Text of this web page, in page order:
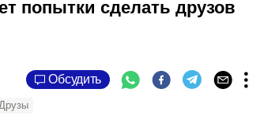
попытки сделать друзов
Обсудить
Друзы